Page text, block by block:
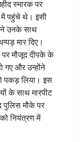
स्मारक पर
में पहुंचे थे। इसी
ने उनके साथ
मार दिए।
मौजूद दीपके के
गए और उन्होंने
पकड़ लिया। इस
के साथ मारपीट
पुलिस मौके पर
नियंत्रण में